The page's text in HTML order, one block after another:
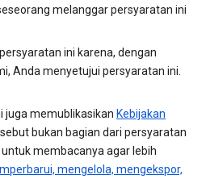
melanggar persyaratan ini
ini karena, dengan
Anda menyetujui persyaratan ini.
juga memublikasikan Kebijakan
bukan bagian dari persyaratan
membacanya agar lebih
mengelola, mengekspor,